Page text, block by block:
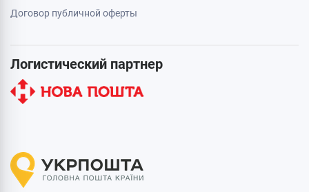
Договор публичной оферты
Логистический партнер